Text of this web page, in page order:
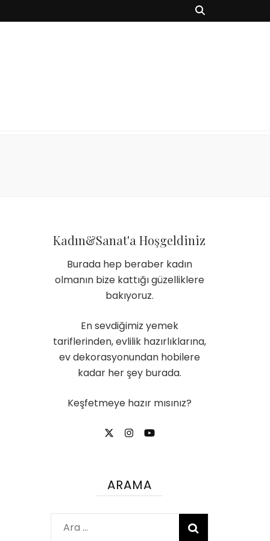
Kadın&Sanat'a Hoşgeldiniz
Burada hep beraber kadın
olmanın bize kattığı güzelliklere
bakıyoruz.
En sevdiğimiz yemek
tariflerinden, evlilik hazırlıklarına,
ev dekorasyonundan hobilere
kadar her şey burada.
Keşfetmeye hazır mısınız?
ARAMA
Arama: